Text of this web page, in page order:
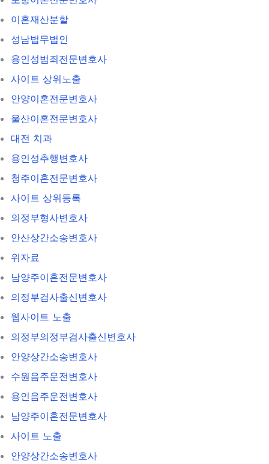
이혼재산분할
성남법무법인
용인성범죄전문변호사
사이트 상위노출
안양이혼전문변호사
울산이혼전문변호사
대전 치과
용인성추행변호사
청주이혼전문변호사
사이트 상위등록
의정부형사변호사
안산상간소송변호사
위자료
남양주이혼전문변호사
의정부검사출신변호사
웹사이트 노출
의정부의정부검사출신변호사
안양상간소송변호사
수원음주운전변호사
용인음주운전변호사
남양주이혼전문변호사
사이트 노출
안양상간소송변호사